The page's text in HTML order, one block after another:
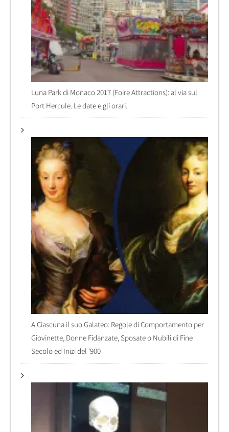
Luna Park di Monaco 2017 (Foire Attractions): al via sul
Port Hercule. Le date e gli orari.
A Ciascuna il suo Galateo: Regole di Comportamento per
Giovinette, Donne Fidanzate, Sposate o Nubili di Fine
Secolo ed Inizi del ‘900